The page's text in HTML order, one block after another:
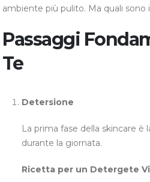
ambiente più pulito. Ma quali
Passaggi
Te
Detersione
La prima fase della skincare
durante la giornata.
Ricetta per un Detergete